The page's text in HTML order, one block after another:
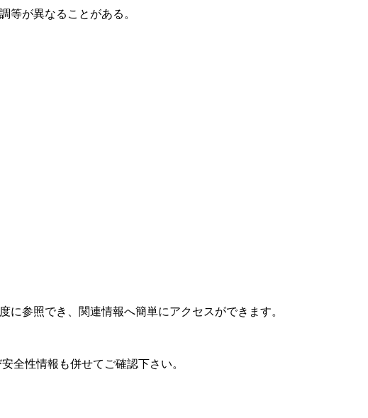
等が異なることがある。
参照でき、関連情報へ簡単にアクセスができます。
全性情報も併せてご確認下さい。